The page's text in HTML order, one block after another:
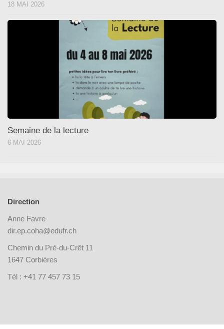
18 MAI 2026
Semaine de la lecture
6 MAI 2026
Direction
Anne Favre
dir.ep.coha@edufr.ch
Chemin du Pré-du-Crêt 11
1647 Corbières
Tél : +41 77 457 73 15